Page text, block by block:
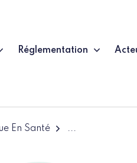
Réglementation
En Santé
...